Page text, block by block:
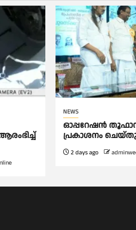
NEWS
ഓപ്പറേഷൻ
പ്രകാശനം
2 days ago